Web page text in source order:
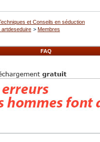
et Conseils en séduction
> Membres
FAQ